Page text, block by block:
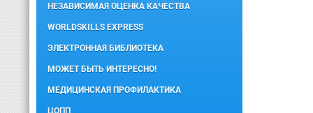
НЕЗАВИСИМАЯ ОЦЕНКА КАЧЕСТВА
WORLDSKILLS EXPRESS
ЭЛЕКТРОННАЯ БИБЛИОТЕКА
МОЖЕТ БЫТЬ ИНТЕРЕСНО!
МЕДИЦИНСКАЯ ПРОФИЛАКТИКА
ЦОПП